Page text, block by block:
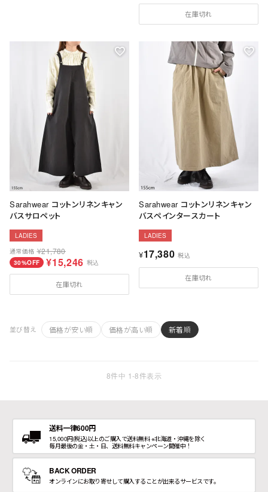
在庫切れ
Sarahwear コットンリネンキャン
バスサロペット
LADIES
通常価格 ¥21,780
30%OFF ¥15,246 税込
在庫切れ
Sarahwear コットンリネンキャン
バスペインタースカート
LADIES
¥17,380 税込
在庫切れ
並び替え 価格が安い順 価格が高い順 新着順
8件中 1-8件表示
送料一律600円
15,000円(税込)以上のご購入で送料無料 ※北海道・沖縄を除く
毎月最後の金・土・日、送料無料キャンペーン開催中！
BACK ORDER
オンラインにお取り寄せして購入することが出来るサービスです。